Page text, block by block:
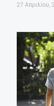
27 Απριλίου,